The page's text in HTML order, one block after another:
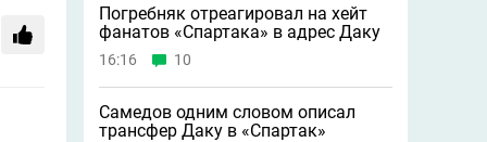
Погребняк отреагировал на хейт
фанатов «Спартака» в адрес Даку
16:16 10
Самедов одним словом описал
трансфер Даку в «Спартак»